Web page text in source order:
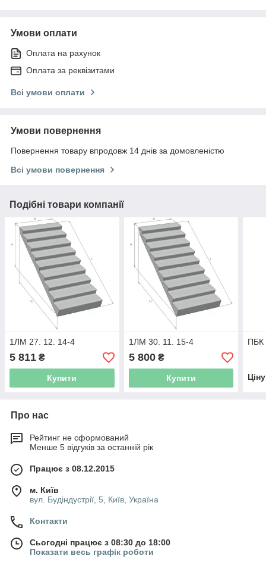
Умови оплати
Оплата на рахунок
Оплата за реквізитами
Всі умови оплати
Умови повернення
Повернення товару впродовж 14 днів за домовленістю
Всі умови повернення
Подібні товари компанії
1ЛМ 27. 12. 14-4
5 811 ₴
Купити
1ЛМ 30. 11. 15-4
5 800₴
Купити
ПБК
Про нас
Рейтинг не сформований
Менше 5 відгуків за останній рік
Працює з 08.12.2015
м. Київ
вул. Будіндустрії, 5, Київ, Україна
Контакти
Сьогодні працює з 08:30 до 18:00
Показати весь графік роботи